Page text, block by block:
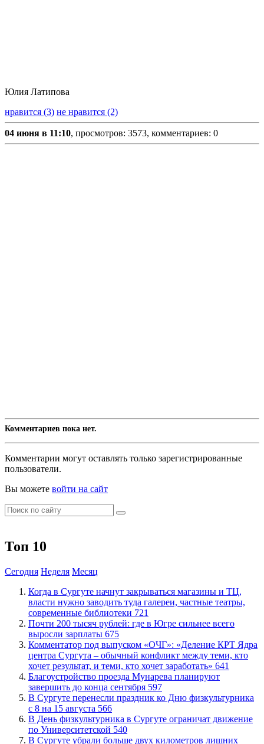
Юлия Латипова
нравится (3) не нравится (2)
04 июня в 11:10, просмотров: 3573, комментариев: 0
Комментариев пока нет.
Комментарии могут оставлять только зарегистрированные
пользователи.
Вы можете войти на сайт
Топ 10
Сегодня Неделя Месяц
​Когда в Сургуте начнут закрываться магазины и ТЦ,
власти нужно заводить туда галереи, частные театры,
современные библиотеки 721
​Почти 200 тысяч рублей: где в Югре сильнее всего
выросли зарплаты 675
​Комментатор под выпуском «ОЧГ»: «Деление КРТ Ядра
центра Сургута – обычный конфликт между теми, кто
хочет результат, и теми, кто хочет заработать» 641
Благоустройство проезда Мунарева планируют
завершить до конца сентября 597
​В Сургуте перенесли праздник ко Дню физкультурника
с 8 на 15 августа 566
​В День физкультурника в Сургуте ограничат движение
по Университетской 540
​В Сургуте убрали больше двух километров лишних